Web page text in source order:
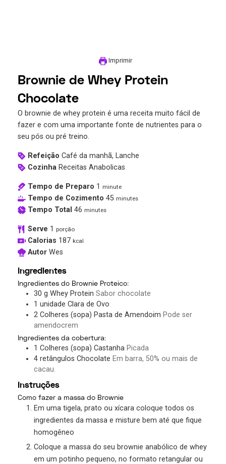
Imprimir
Brownie de Whey Protein
Chocolate
O brownie de whey protein é uma receita muito fácil de
fazer e com uma importante fonte de nutrientes para o
seu pós ou pré treino.
Refeição Café da manhã, Lanche
Cozinha Receitas Anabolicas
Tempo de Preparo 1 minute
Tempo de Cozimento 45 minutes
Tempo Total 46 minutes
Serve 1 porção
Calorias 187 kcal
Autor Wes
Ingredientes
Ingredientes do Brownie Proteico:
30 g Whey Protein Sabor chocolate
1 unidade Clara de Ovo
2 Colheres (sopa) Pasta de Amendoim Pode ser
amendocrem
Ingredientes da cobertura:
1 Colheres (sopa) Castanha Picada
4 retângulos Chocolate Em barra, 50% ou mais de
cacau.
Instruções
Como fazer a massa do Brownie
Em uma tigela, prato ou xícara coloque todos os
ingredientes da massa e misture bem até que fique
homogêneo
Coloque a massa do seu brownie anabólico de whey
em um potinho pequeno, no formato retangular ou